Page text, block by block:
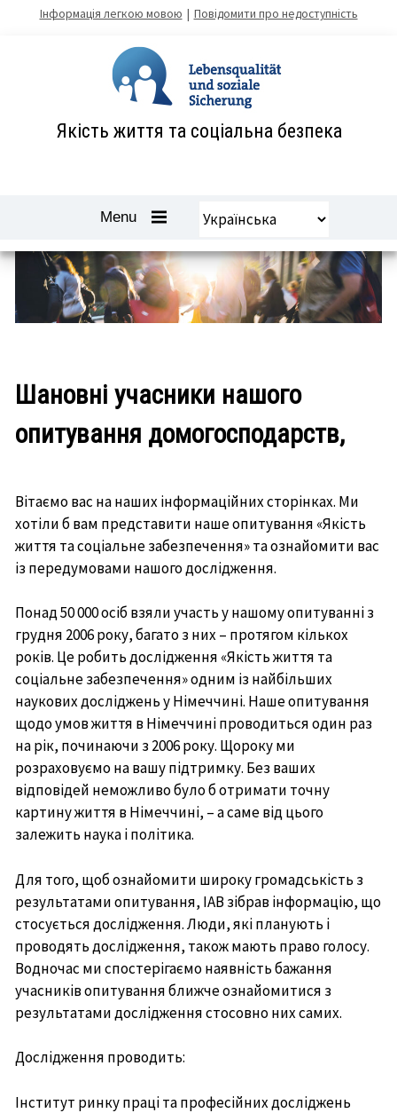
Інформація легкою мовою Повідомити про недоступність
Якість життя та соціальна безпека
Navigation
schliessen
Menu
Вибрати
мову
Шановні учасники нашого
опитування домогосподарств,
Вітаємо вас на наших інформаційних сторінках. Ми
хотіли б вам представити наше опитування «Якість
життя та соціальне забезпечення» та ознайомити вас
із передумовами нашого дослідження.
Понад 50 000 осіб взяли участь у нашому опитуванні з
грудня 2006 року, багато з них – протягом кількох
років. Це робить дослідження «Якість життя та
соціальне забезпечення» одним із найбільших
наукових досліджень у Німеччині. Наше опитування
щодо умов життя в Німеччині проводиться один раз
на рік, починаючи з 2006 року. Щороку ми
розраховуємо на вашу підтримку. Без ваших
відповідей неможливо було б отримати точну
картину життя в Німеччині, – а саме від цього
залежить наука і політика.
Для того, щоб ознайомити широку громадськість з
результатами опитування, IAB зібрав інформацію, що
стосується дослідження. Люди, які планують і
проводять дослідження, також мають право голосу.
Водночас ми спостерігаємо наявність бажання
учасників опитування ближче ознайомитися з
результатами дослідження стосовно них самих.
Дослідження проводить:
Інститут ринку праці та професійних досліджень